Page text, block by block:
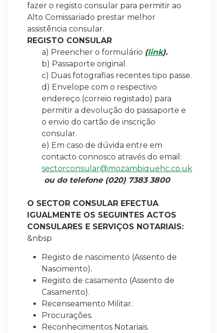
fazer o registo consular para permitir ao
Alto Comissariado prestar melhor
assistência consular.
REGISTO CONSULAR
a) Preencher o formulário (link).
b) Passaporte original.
c) Duas fotografias recentes tipo passe.
d) Envelope com o respectivo
endereço (correio registado) para
permitir a devolução do passaporte e
o envio do cartão de inscrição
consular.
e) Em caso de dúvida entre em
contacto connosco através do email:
sectorconsular@mozambiquehc.co.uk
ou do telefone (020) 7383 3800
O SECTOR CONSULAR EFECTUA
IGUALMENTE OS SEGUINTES ACTOS
CONSULARES E SERVIÇOS NOTARIAIS:
&nbsp
Registo de nascimento (Assento de
Nascimento).
Registo de casamento (Assento de
Casamento).
Recenseamento Militar.
Procurações.
Reconhecimentos Notariais.